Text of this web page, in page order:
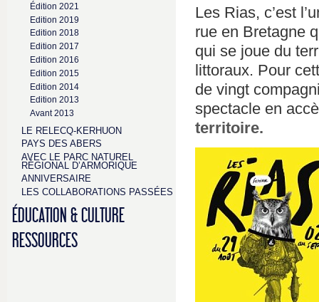
Édition 2021
Edition 2019
Edition 2018
Edition 2017
Edition 2016
Edition 2015
Edition 2014
Edition 2013
Avant 2013
LE RELECQ-KERHUON
PAYS DES ABERS
AVEC LE PARC NATUREL
RÉGIONAL D’ARMORIQUE
ANNIVERSAIRE
LES COLLABORATIONS PASSÉES
ÉDUCATION & CULTURE
RESSOURCES
Les Rias, c’est
rue en Bretagne
qui se joue du
littoraux. Pour
de vingt
spectacle en
territoire.